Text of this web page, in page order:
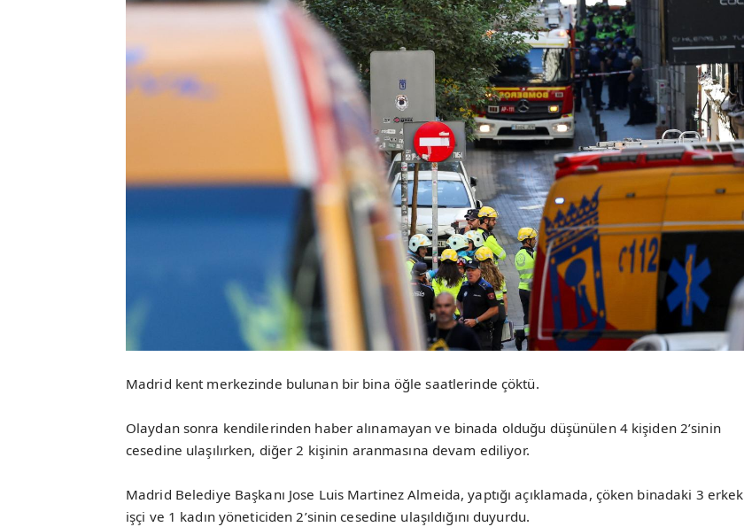
Madrid kent merkezinde bulunan bir bina öğle saatlerinde çöktü.
Olaydan sonra kendilerinden haber alınamayan ve binada olduğu düşünülen 4 kişiden 2’sinin
cesedine ulaşılırken, diğer 2 kişinin aranmasına devam ediliyor.
Madrid Belediye Başkanı Jose Luis Martinez Almeida, yaptığı açıklamada, çöken binadaki 3 erkek
işçi ve 1 kadın yöneticiden 2’sinin cesedine ulaşıldığını duyurdu.